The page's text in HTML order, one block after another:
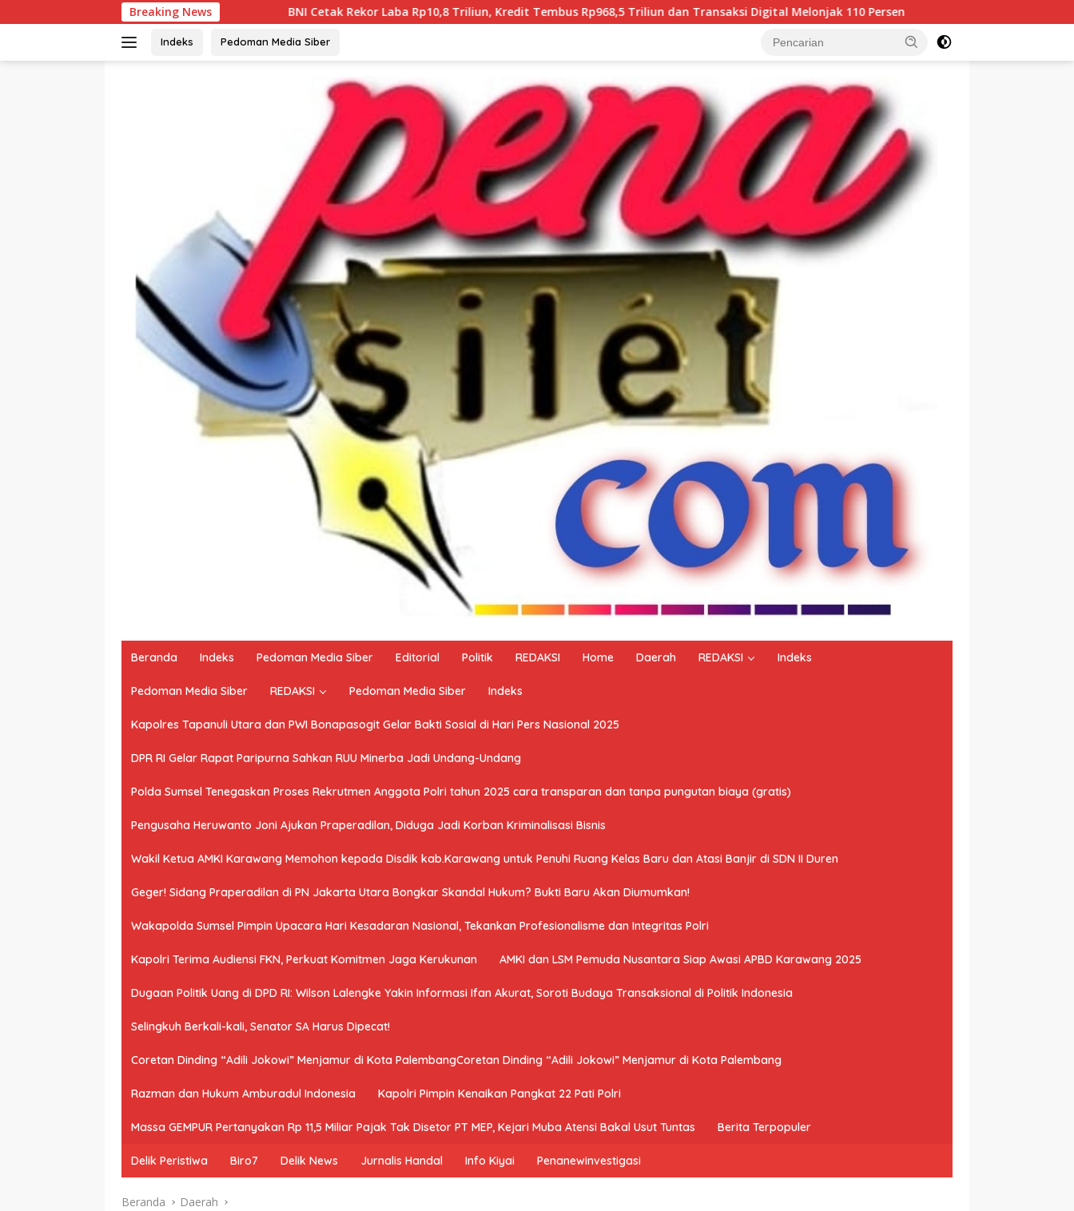
ke
Breaking News
BNI Cetak Rekor Laba Rp10,8 Triliun, Kredit Tembus Rp968,5 Triliun dan Transaksi Digital Melonjak 110 Persen Patroli Strong Point Puma Jatanras Polda
Indeks Pedoman Media Siber
Beranda Indeks Pedoman Media Siber Editorial Politik REDAKSI Home Daerah REDAKSI Indeks
Pedoman Media Siber REDAKSI Pedoman Media Siber Indeks
Kapolres Tapanuli Utara dan PWI Bonapasogit Gelar Bakti Sosial di Hari Pers Nasional 2025
DPR RI Gelar Rapat Paripurna Sahkan RUU Minerba Jadi Undang-Undang
Polda Sumsel Tenegaskan Proses Rekrutmen Anggota Polri tahun 2025 cara transparan dan tanpa pungutan biaya (gratis)
Pengusaha Heruwanto Joni Ajukan Praperadilan, Diduga Jadi Korban Kriminalisasi Bisnis
Wakil Ketua AMKI Karawang Memohon kepada Disdik kab.Karawang untuk Penuhi Ruang Kelas Baru dan Atasi Banjir di SDN II Duren
Geger! Sidang Praperadilan di PN Jakarta Utara Bongkar Skandal Hukum? Bukti Baru Akan Diumumkan!
Wakapolda Sumsel Pimpin Upacara Hari Kesadaran Nasional, Tekankan Profesionalisme dan Integritas Polri
Kapolri Terima Audiensi FKN, Perkuat Komitmen Jaga Kerukunan AMKI dan LSM Pemuda Nusantara Siap Awasi APBD Karawang 2025
Dugaan Politik Uang di DPD RI: Wilson Lalengke Yakin Informasi Ifan Akurat, Soroti Budaya Transaksional di Politik Indonesia
Selingkuh Berkali-kali, Senator SA Harus Dipecat!
Coretan Dinding “Adili Jokowi” Menjamur di Kota PalembangCoretan Dinding “Adili Jokowi” Menjamur di Kota Palembang
Razman dan Hukum Amburadul Indonesia Kapolri Pimpin Kenaikan Pangkat 22 Pati Polri
Massa GEMPUR Pertanyakan Rp 11,5 Miliar Pajak Tak Disetor PT MEP, Kejari Muba Atensi Bakal Usut Tuntas Berita Terpopuler
Delik Peristiwa Biro7 Delik News Jurnalis Handal Info Kiyai Penanewinvestigasi
Beranda Daerah